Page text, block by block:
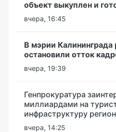
объект выкуплен и
вчера, 16:45
В мэрии Калининграда
остановили отток
вчера, 19:39
Генпрокуратура
миллиардами на
инфраструктуру
вчера, 14:25